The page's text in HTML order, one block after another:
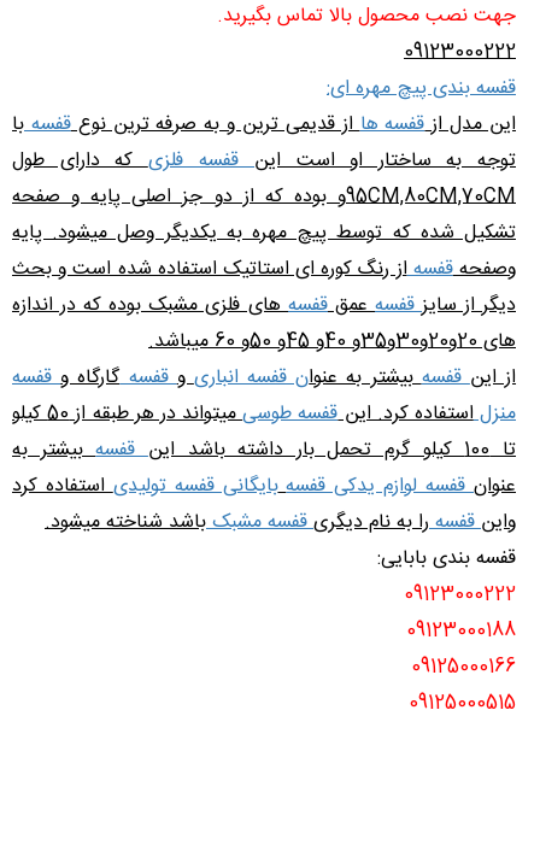
جهت نصب محصول بالا تماس بگیرید.
09123000222
قفسه بندی پیچ مهره ای:
این مدل ازقفسه هااز قدیمی ترین و به صرفه ترین نوعقفسهبا
توجه به ساختار او است اینقفسه فلزیکه دارای طول
95CM,80CM,70CMو بوده که از دو جز اصلی پایه و صفحه
تشکیل شده که توسط پیچ مهره به یکدیگر وصل میشود. پایه
وصفحهقفسهاز رنگ کوره ای استاتیک استفاده شده است و بحث
دیگر از سایزقفسهعمققفسههای فلزی مشبک بوده که در اندازه
های 20و20و30و35و 40و 45و 50و 60 میباشد.
از اینقفسهبیشتر به عنوان قفسه انباریوقفسهگارگاه وقفسه
منزلاستفاده کرد. اینقفسه طوسی
میتواند در هر طبقه از 50 کیلو
تا 100 کیلو گرم تحمل بار داشته باشد این
قفسهبیشتر به
عنوانقفسه لوازم یدکی قفسه بایگانی قفسه تولیدیاستفاده کرد
واینقفسهرا به نام دیگریقفسه مشبکباشد شناخته میشود.
قفسه بندی بابایی:
09123000222
09123000188
09125000166
09125000515